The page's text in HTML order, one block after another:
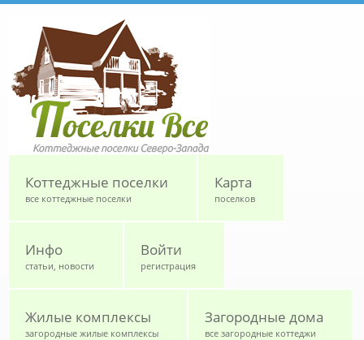
Коттеджные поселки
все коттеджные поселки
Карта
поселков
Инфо
статьи, новости
Войти
регистрация
Жилые комплексы
загородные жилые комплексы
Загородные дома
все загородные коттеджи